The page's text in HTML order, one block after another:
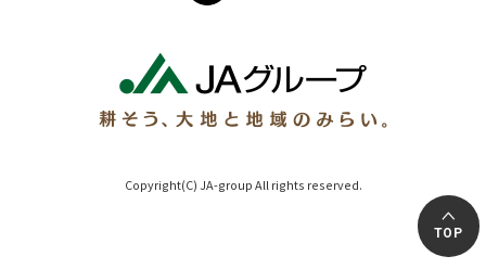
Copyright(C) JA-group All rights reserved.
TOP